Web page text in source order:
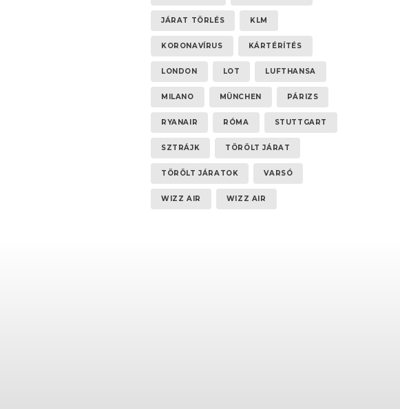
JÁRAT TÖRLÉS KLM
KORONAVÍRUS KÁRTÉRÍTÉS
LONDON LOT LUFTHANSA
MILANO MÜNCHEN PÁRIZS
RYANAIR RÓMA STUTTGART
SZTRÁJK TÖRÖLT JÁRAT
TÖRÖLT JÁRATOK VARSÓ
WIZZ AIR WIZZ AIR